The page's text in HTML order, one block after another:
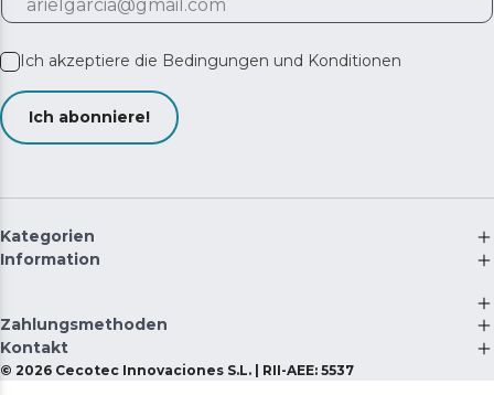
Ich akzeptiere die Bedingungen und Konditionen
Ich abonniere!
Kategorien
Information
Zahlungsmethoden
Kontakt
© 2026 Cecotec Innovaciones S.L. | RII-AEE: 5537